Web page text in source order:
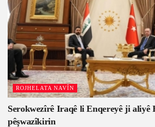
ROJHELATA NAVÎN
Serokwezîrê Iraqê li Enqereyê ji aliyê
pêşwazîkirin